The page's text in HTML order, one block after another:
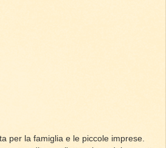
per la famiglia e le piccole imprese.